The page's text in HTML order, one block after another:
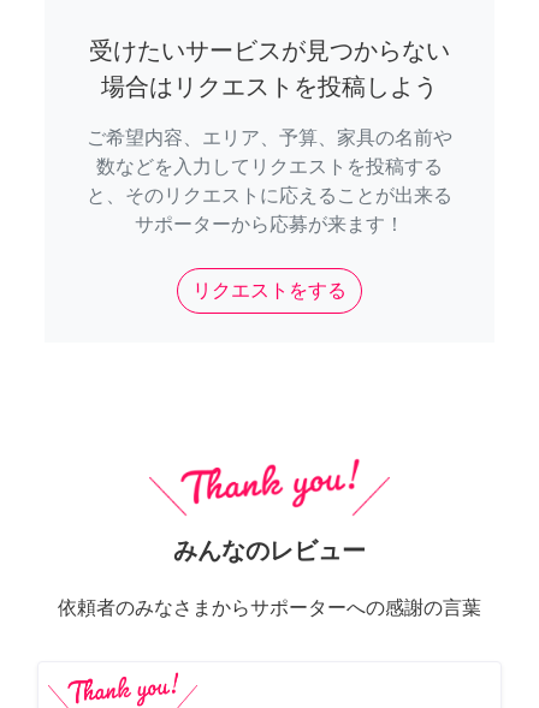
受けたいサービスが見つからない
場合はリクエストを投稿しよう
ご希望内容、エリア、予算、家具の名前や
数などを入力してリクエストを投稿する
と、そのリクエストに応えることが出来る
サポーターから応募が来ます！
リクエストをする
みんなのレビュー
依頼者のみなさまからサポーターへの感謝の言葉